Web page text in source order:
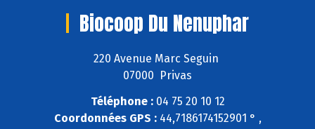
Biocoop Du Nenuphar
220 Avenue Marc Seguin
07000 Privas
Téléphone :04 75 20 10 12
Coordonnées GPS :44,7186174152901 ° ,